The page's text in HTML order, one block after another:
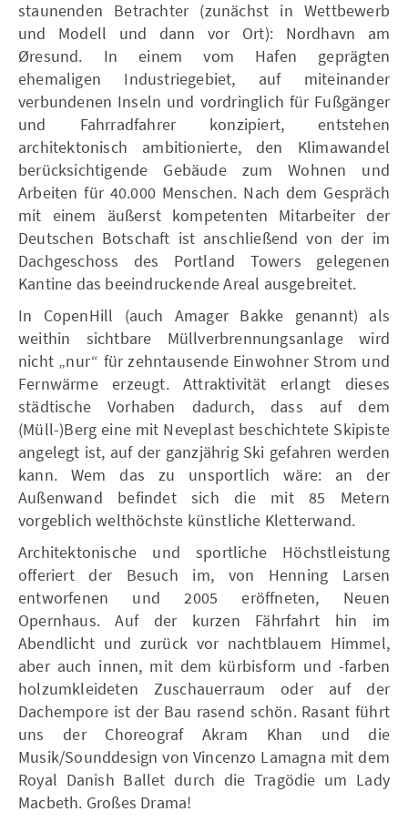
staunenden Betrachter (zunächst in Wettbewerb
und Modell und dann vor Ort): Nordhavn am
Øresund. In einem vom Hafen geprägten
ehemaligen Industriegebiet, auf miteinander
verbundenen Inseln und vordringlich für Fußgänger
und Fahrradfahrer konzipiert, entstehen
architektonisch ambitionierte, den Klimawandel
berücksichtigende Gebäude zum Wohnen und
Arbeiten für 40.000 Menschen. Nach dem Gespräch
mit einem äußerst kompetenten Mitarbeiter der
Deutschen Botschaft ist anschließend von der im
Dachgeschoss des Portland Towers gelegenen
Kantine das beeindruckende Areal ausgebreitet.
In CopenHill (auch Amager Bakke genannt) als
weithin sichtbare Müllverbrennungsanlage wird
nicht „nur“ für zehntausende Einwohner Strom und
Fernwärme erzeugt. Attraktivität erlangt dieses
städtische Vorhaben dadurch, dass auf dem
(Müll-)Berg eine mit Neveplast beschichtete Skipiste
angelegt ist, auf der ganzjährig Ski gefahren werden
kann. Wem das zu unsportlich wäre: an der
Außenwand befindet sich die mit 85 Metern
vorgeblich welthöchste künstliche Kletterwand.
Architektonische und sportliche Höchstleistung
offeriert der Besuch im, von Henning Larsen
entworfenen und 2005 eröffneten, Neuen
Opernhaus. Auf der kurzen Fährfahrt hin im
Abendlicht und zurück vor nachtblauem Himmel,
aber auch innen, mit dem kürbisform und -farben
holzumkleideten Zuschauerraum oder auf der
Dachempore ist der Bau rasend schön. Rasant führt
uns der Choreograf Akram Khan und die
Musik/Sounddesign von Vincenzo Lamagna mit dem
Royal Danish Ballet durch die Tragödie um Lady
Macbeth. Großes Drama!